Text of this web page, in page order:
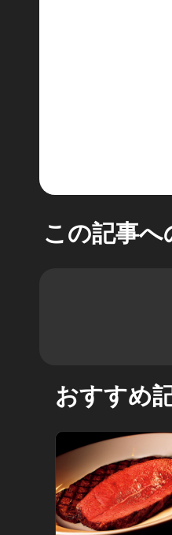
この記事へ
おすすめ